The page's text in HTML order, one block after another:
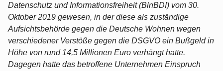
Datenschutz und Informationsfreiheit (BlnBDI) vom 30.
Oktober 2019 gewesen, in der diese als zuständige
Aufsichtsbehörde gegen die Deutsche Wohnen wegen
verschiedener Verstöße gegen die DSGVO ein Bußgeld in
Höhe von rund 14,5 Millionen Euro verhängt hatte.
Dagegen hatte das betroffene Unternehmen Einspruch